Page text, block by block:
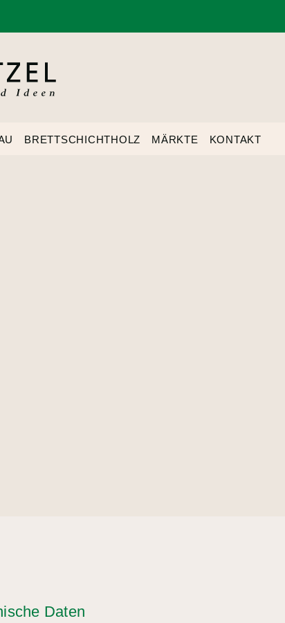
BRETTSCHICHTHOLZ MÄRKTE KONTAKT
Daten